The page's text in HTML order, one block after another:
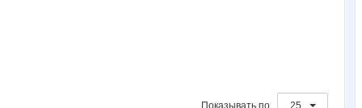
25
Показывать по